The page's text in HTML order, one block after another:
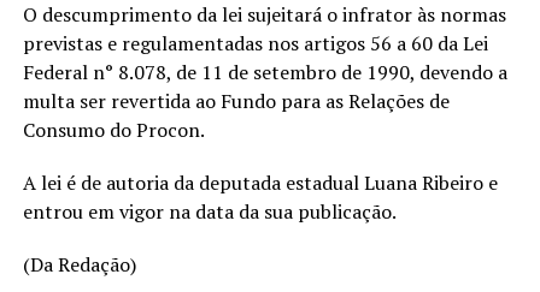
O descumprimento da lei sujeitará o infrator às normas
previstas e regulamentadas nos artigos 56 a 60 da Lei
Federal n° 8.078, de 11 de setembro de 1990, devendo a
multa ser revertida ao Fundo para as Relações de
Consumo do Procon.
A lei é de autoria da deputada estadual Luana Ribeiro e
entrou em vigor na data da sua publicação.
(Da Redação)